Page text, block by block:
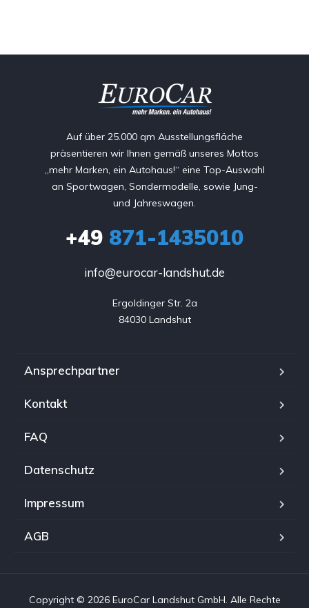
Auf über 25.000 qm Ausstellungsfläche
präsentieren wir Ihnen gemäß unseres Mottos
„mehr Marken, ein Autohaus!“ eine Top-Auswahl
an Sportwagen, Sondermodelle, sowie Jung-
und Jahreswagen.
+49 871-1435010
info@eurocar-landshut.de
Ergoldinger Str. 2a
84030 Landshut
Ansprechpartner
Kontakt
FAQ
Datenschutz
Impressum
AGB
Copyright © 2026 EuroCar Landshut GmbH. Alle Rechte